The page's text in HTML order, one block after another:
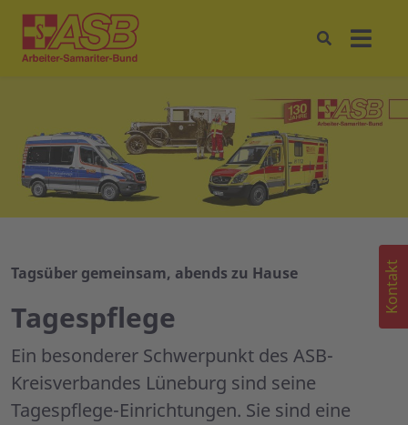
Tagsüber gemeinsam, abends zu Hause
Tagespflege
Ein besonderer Schwerpunkt des ASB-
Kreisverbandes Lüneburg sind seine
Tagespflege-Einrichtungen. Sie sind eine
Kontakt